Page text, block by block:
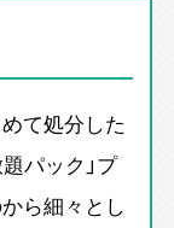
て処分した
パック」プ
ら細々とし